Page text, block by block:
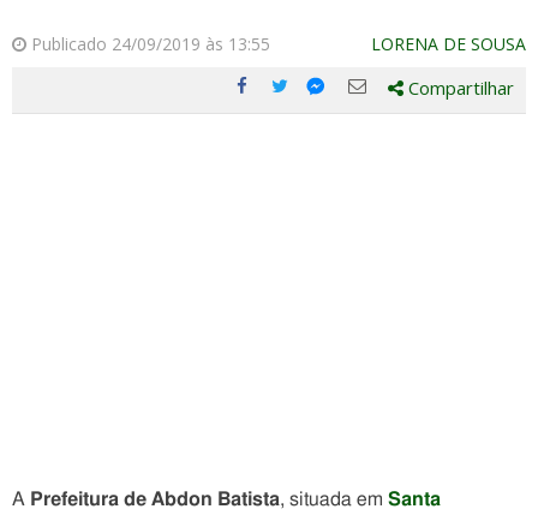
Publicado 24/09/2019 às 13:55 LORENA DE SOUSA
Compartilhe
Compartilhe
Compartilhe
Compartilhe
Compartilhar
A Prefeitura de Abdon Batista, situada em Santa